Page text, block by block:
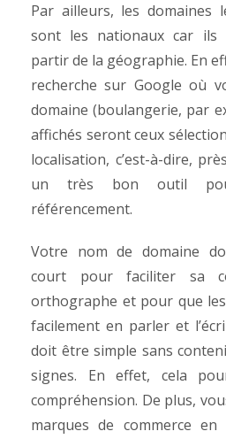
Par ailleurs, les domaines
sont les nationaux car ils
partir de la géographie. En
recherche sur Google où
domaine (boulangerie, par
affichés seront ceux
localisation, c’est-à-dire,
un très bon outil
référencement.
Votre nom de domaine
court pour faciliter sa
orthographe et pour que
facilement en parler et
doit être simple sans
signes. En effet, cela
compréhension. De plus,
marques de commerce